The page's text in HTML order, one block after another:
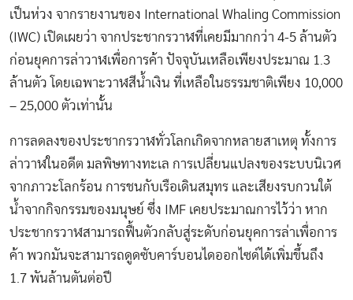
เป็นห่วง จากรายงานของ International Whaling Commission
(IWC) เปิดเผยว่า จากประชากรวาฬที่เคยมีมากกว่า 4-5 ล้านตัว
ก่อนยุคการล่าวาฬเพื่อการค้า ปัจจุบันเหลือเพียงประมาณ 1.3
ล้านตัว โดยเฉพาะวาฬสีน้ำเงิน ที่เหลือในธรรมชาติเพียง 10,000
– 25,000 ตัวเท่านั้น
การลดลงของประชากรวาฬทั่วโลกเกิดจากหลายสาเหตุ ทั้งการ
ล่าวาฬในอดีต มลพิษทางทะเล การเปลี่ยนแปลงของระบบนิเวศ
จากภาวะโลกร้อน การชนกับเรือเดินสมุทร และเสียงรบกวนใต้
น้ำจากกิจกรรมของมนุษย์ ซึ่ง IMF เคยประมาณการไว้ว่า หาก
ประชากรวาฬสามารถฟื้นตัวกลับสู่ระดับก่อนยุคการล่าเพื่อการ
ค้า พวกมันจะสามารถดูดซับคาร์บอนไดออกไซด์ได้เพิ่มขึ้นถึง
1.7 พันล้านตันต่อปี